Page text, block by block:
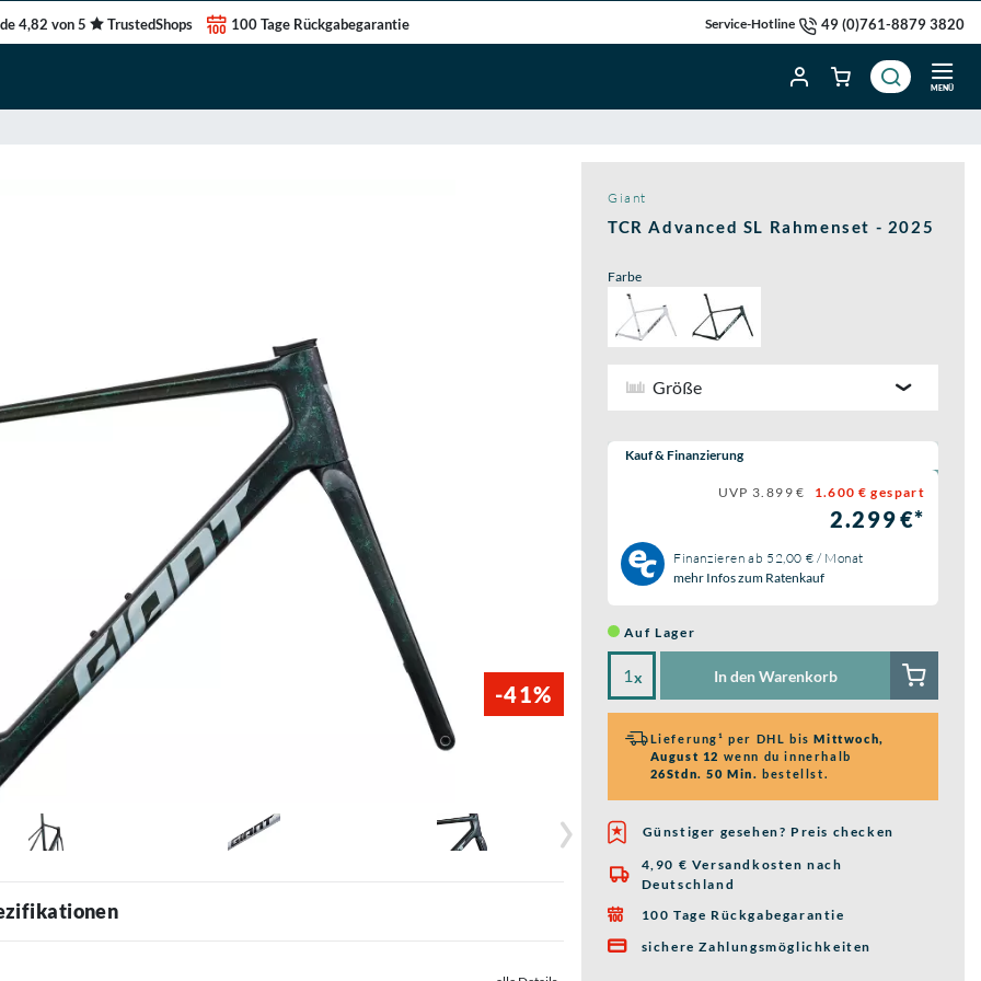
4,82 von 5 TrustedShops 100 Tage Rückgabegarantie Service-Hotline 49 (0)761-8879 3820
MENÜ
-41%
Giant
TCR Advanced SL Rahmenset - 2025
Farbe
Größe
Wähle eine Preisoption:
Kauf & Finanzierung
UVP 3.899 € 1.600 € gespart
2.299 €*
Finanzieren ab 52,00 € / Monat
mehr Infos zum Ratenkauf
Auf Lager
x In den Warenkorb
Lieferung¹ per DHL bisMittwoch,
August 12 wenn du innerhalb
26Stdn. 50 Min. bestellst.
Günstiger gesehen? Preis checken

4,90 € Versandkosten nach
Deutschland
 100 Tage Rückgabegarantie
 sichere Zahlungsmöglichkeiten